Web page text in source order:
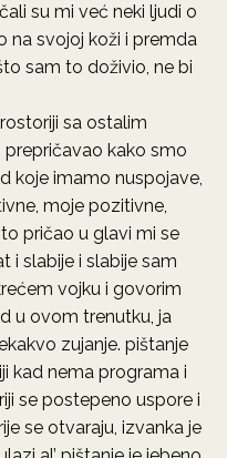
su mi već neki ljudi o
na svojoj koži i premda
sam to doživio, ne bi
sa ostalim
kako smo
koje imamo nuspojave,
moje pozitivne,
pričao u glavi mi se
i slabije i slabije sam
vojku i govorim
u ovom trenutku, ja
zujanje. pištanje
kad nema programa i
se postepeno uspore i
se otvaraju, izvanka je